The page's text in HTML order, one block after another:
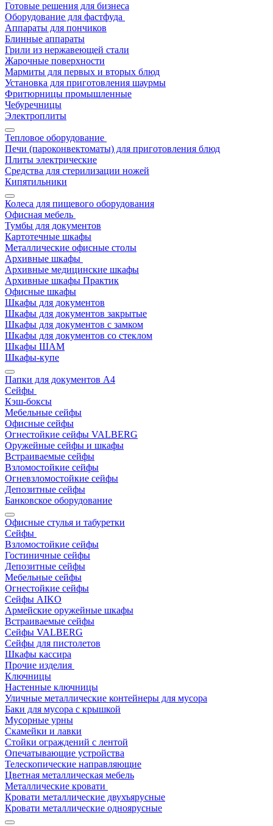
Готовые решения для бизнеса
Оборудование для фастфуда
Аппараты для пончиков
Блинные аппараты
Грили из нержавеющей стали
Жарочные поверхности
Мармиты для первых и вторых блюд
Установка для приготовления шаурмы
Фритюрницы промышленные
Чебуречницы
Электроплиты
Тепловое оборудование
Печи (пароконвектоматы) для приготовления блюд
Плиты электрические
Средства для стерилизации ножей
Кипятильники
Колеса для пищевого оборудования
Офисная мебель
Тумбы для документов
Картотечные шкафы
Металлические офисные столы
Архивные шкафы
Архивные медицинские шкафы
Архивные шкафы Практик
Офисные шкафы
Шкафы для документов
Шкафы для документов закрытые
Шкафы для документов с замком
Шкафы для документов со стеклом
Шкафы ШАМ
Шкафы-купе
Папки для документов A4
Сейфы
Кэш-боксы
Мебельные сейфы
Офисные сейфы
Огнестойкие сейфы VALBERG
Оружейные сейфы и шкафы
Встраиваемые сейфы
Взломостойкие сейфы
Огневзломостойкие сейфы
Депозитные сейфы
Банковское оборудование
Офисные стулья и табуретки
Сейфы
Взломостойкие сейфы
Гостиничные сейфы
Депозитные сейфы
Мебельные сейфы
Огнестойкие сейфы
Сейфы AIKO
Армейские оружейные шкафы
Встраиваемые сейфы
Сейфы VALBERG
Сейфы для пистолетов
Шкафы кассира
Прочие изделия
Ключницы
Настенные ключницы
Уличные металлические контейнеры для мусора
Баки для мусора с крышкой
Мусорные урны
Скамейки и лавки
Стойки ограждений с лентой
Опечатывающие устройства
Телескопические направляющие
Цветная металлическая мебель
Металлические кровати
Кровати металлические двухъярусные
Кровати металлические одноярусные